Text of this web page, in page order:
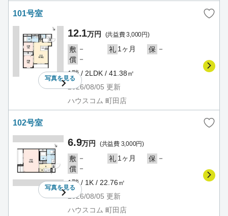
101号室
写真を見る
12.1万円 (共益費 3,000円)
敷 － 礼 1ヶ月 保 －
償 －
1階 / 2LDK / 41.38㎡
2026/08/05 更新
ハウスコム 町田店
102号室
写真を見る
6.9万円 (共益費 3,000円)
敷 － 礼 1ヶ月 保 －
償 －
1階 / 1K / 22.76㎡
2026/08/05 更新
ハウスコム 町田店